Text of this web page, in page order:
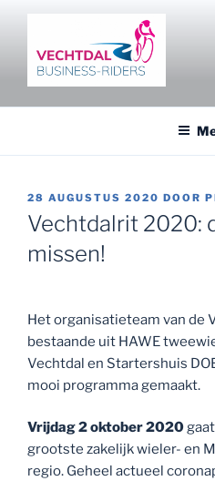
inhoud
VECHTDAL
GEPLAATST
OP
28 AUGUSTUS 2020 DOOR
Vechtdalrit 2020:
missen!
Het organisatieteam van de
bestaande uit HAWE
Vechtdal en Startershuis
mooi programma gemaakt.
Vrijdag 2 oktober 2020
grootste zakelijk wieler- en
regio. Geheel actueel